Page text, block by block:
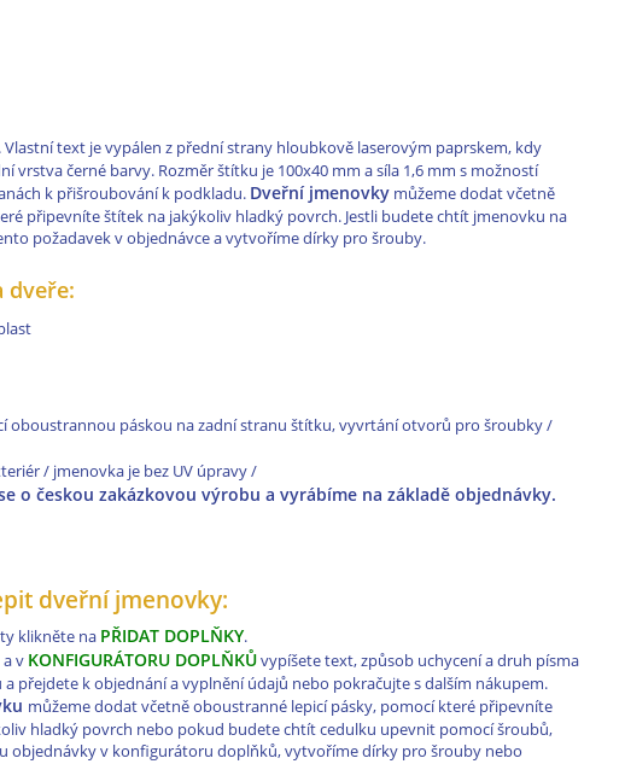
. Vlastní text je vypálen z přední strany hloubkově laserovým paprskem, kdy
vrstva černé barvy. Rozměr štítku je 100x40 mm a síla 1,6 mm s možností
k přišroubování k podkladu. Dveřní jmenovkymůžeme dodat včetně
připevníte štítek na jakýkoliv hladký povrch. Jestli budete chtít jmenovku na
požadavek v objednávce a vytvoříme dírky pro šrouby.
dveře:
oboustrannou páskou na zadní stranu štítku, vyvrtání otvorů pro šroubky /
/ jmenovka je bez UV úpravy /
o českou zakázkovou výrobu a vyrábíme na základě objednávky.
dveřní jmenovky:
klikněte na PŘIDAT DOPLŇKY.
v KONFIGURÁTORU DOPLŇKŮvypíšete text, způsob uchycení a druh písma
přejdete k objednání a vyplnění údajů nebo pokračujte s dalším nákupem.
můžeme dodat včetně oboustranné lepicí pásky, pomocí které připevníte
hladký povrch nebo pokud budete chtít cedulku upevnit pomocí šroubů,
objednávky v konfigurátoru doplňků, vytvoříme dírky pro šrouby nebo